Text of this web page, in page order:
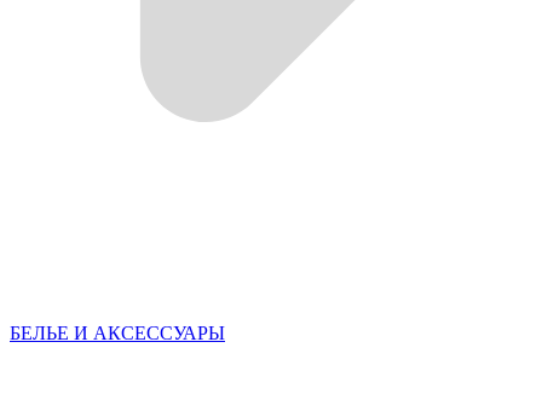
БЕЛЬЕ И АКСЕССУАРЫ